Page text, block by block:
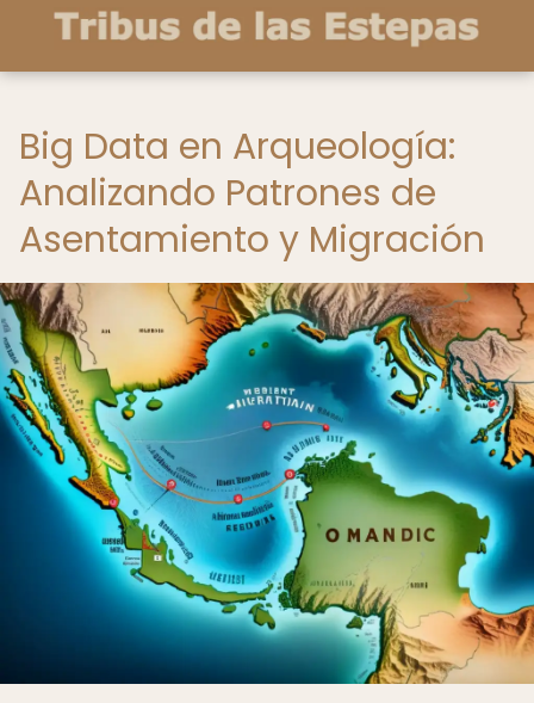
Big Data en Arqueología:
Analizando Patrones de
Asentamiento y Migración